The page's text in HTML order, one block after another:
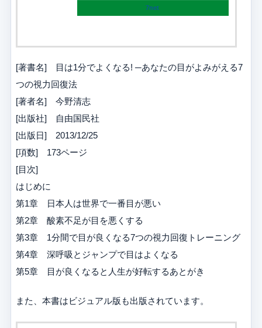
7net
[著書名] 目は1分でよくなる! ─あなたの目がよみがえる7
つの視力回復法
[著者名] 今野清志
[出版社] 自由国民社
[出版日] 2013/12/25
[項数] 173ページ
[目次]
はじめに
第1章 日本人は世界で一番目が悪い
第2章 酸素不足が目を悪くする
第3章 1分間で目が良くなる7つの視力回復トレーニング
第4章 深呼吸とジャンプで目はよくなる
第5章 目が良くなると人生が好転するあとがき
また、本書はビジュアル版も出版されています。